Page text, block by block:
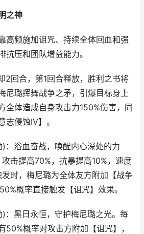
之神
频施加诅咒、持续全体回血和强
抗压和团队增益能力。
回合，第1回合释放，胜利之书将
尼璐挥舞战争之矛，引爆目标身上
全体造成自身攻击力150%伤害，同
志侵蚀IV】。
浴血奋战，唤醒内心深处的力
击提高70%，抗暴提高10%，速度
时，梅尼璐为全体友方附加【战争
概率直接触发【诅咒】效果。
黑日永恒，守护梅尼璐之光。每
50%概率对攻击方附加【诅咒】，